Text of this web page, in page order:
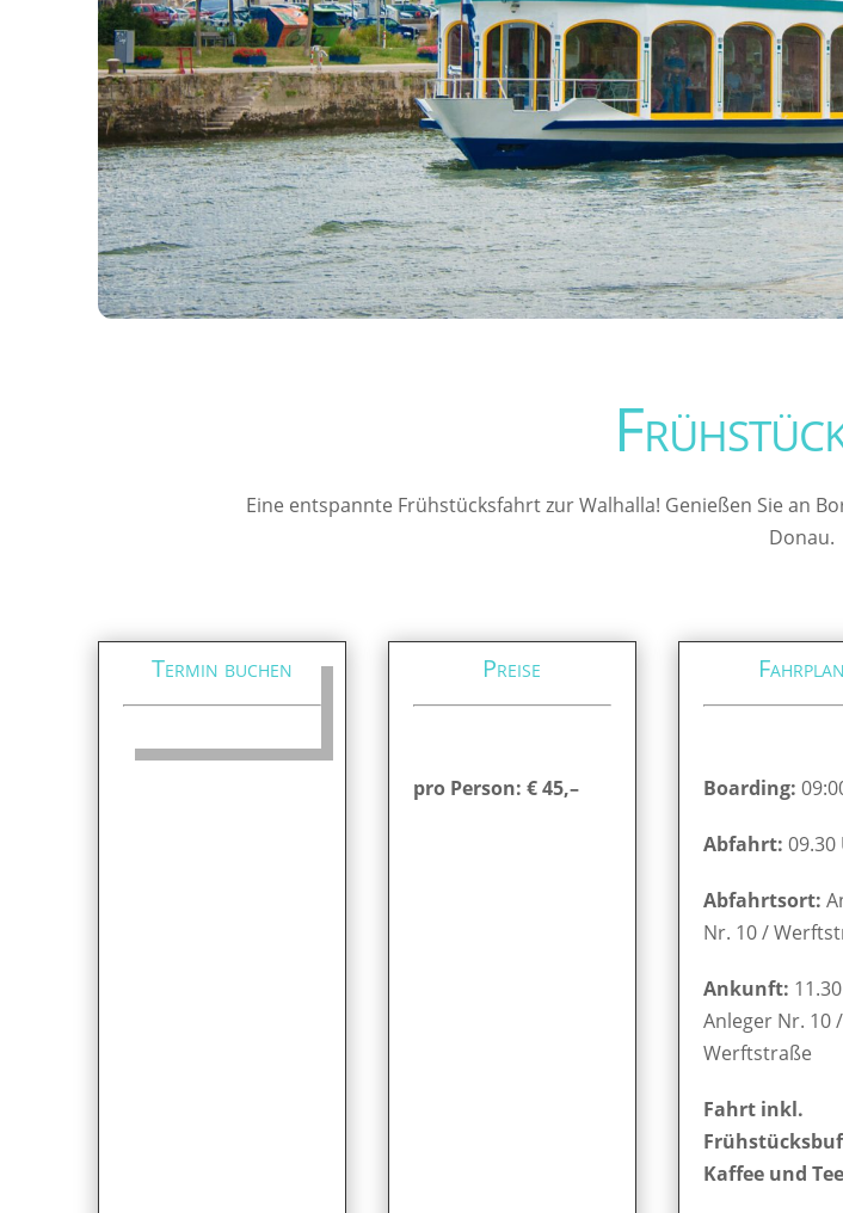
Eine entspannte Frühstücksfahrt zur Walhalla! Genießen Sie an
Donau.
Termin buchen Preise
pro Person: € 45,–
Fahrplan
Boarding:
Abfahrt: 09.30
Abfahrtsort:
Nr. 10 /
Ankunft:
Anleger Nr. 10 /
Werftstraße
Fahrt inkl.
Kaffee und Tee